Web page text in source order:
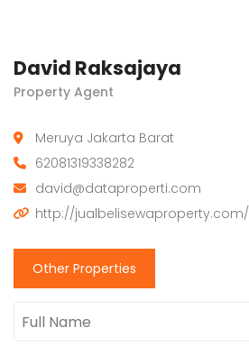
David Raksajaya
Property Agent
Meruya Jakarta Barat
62081319338282
david@dataproperti.com
http://jualbelisewaproperty.com/
Other Properties